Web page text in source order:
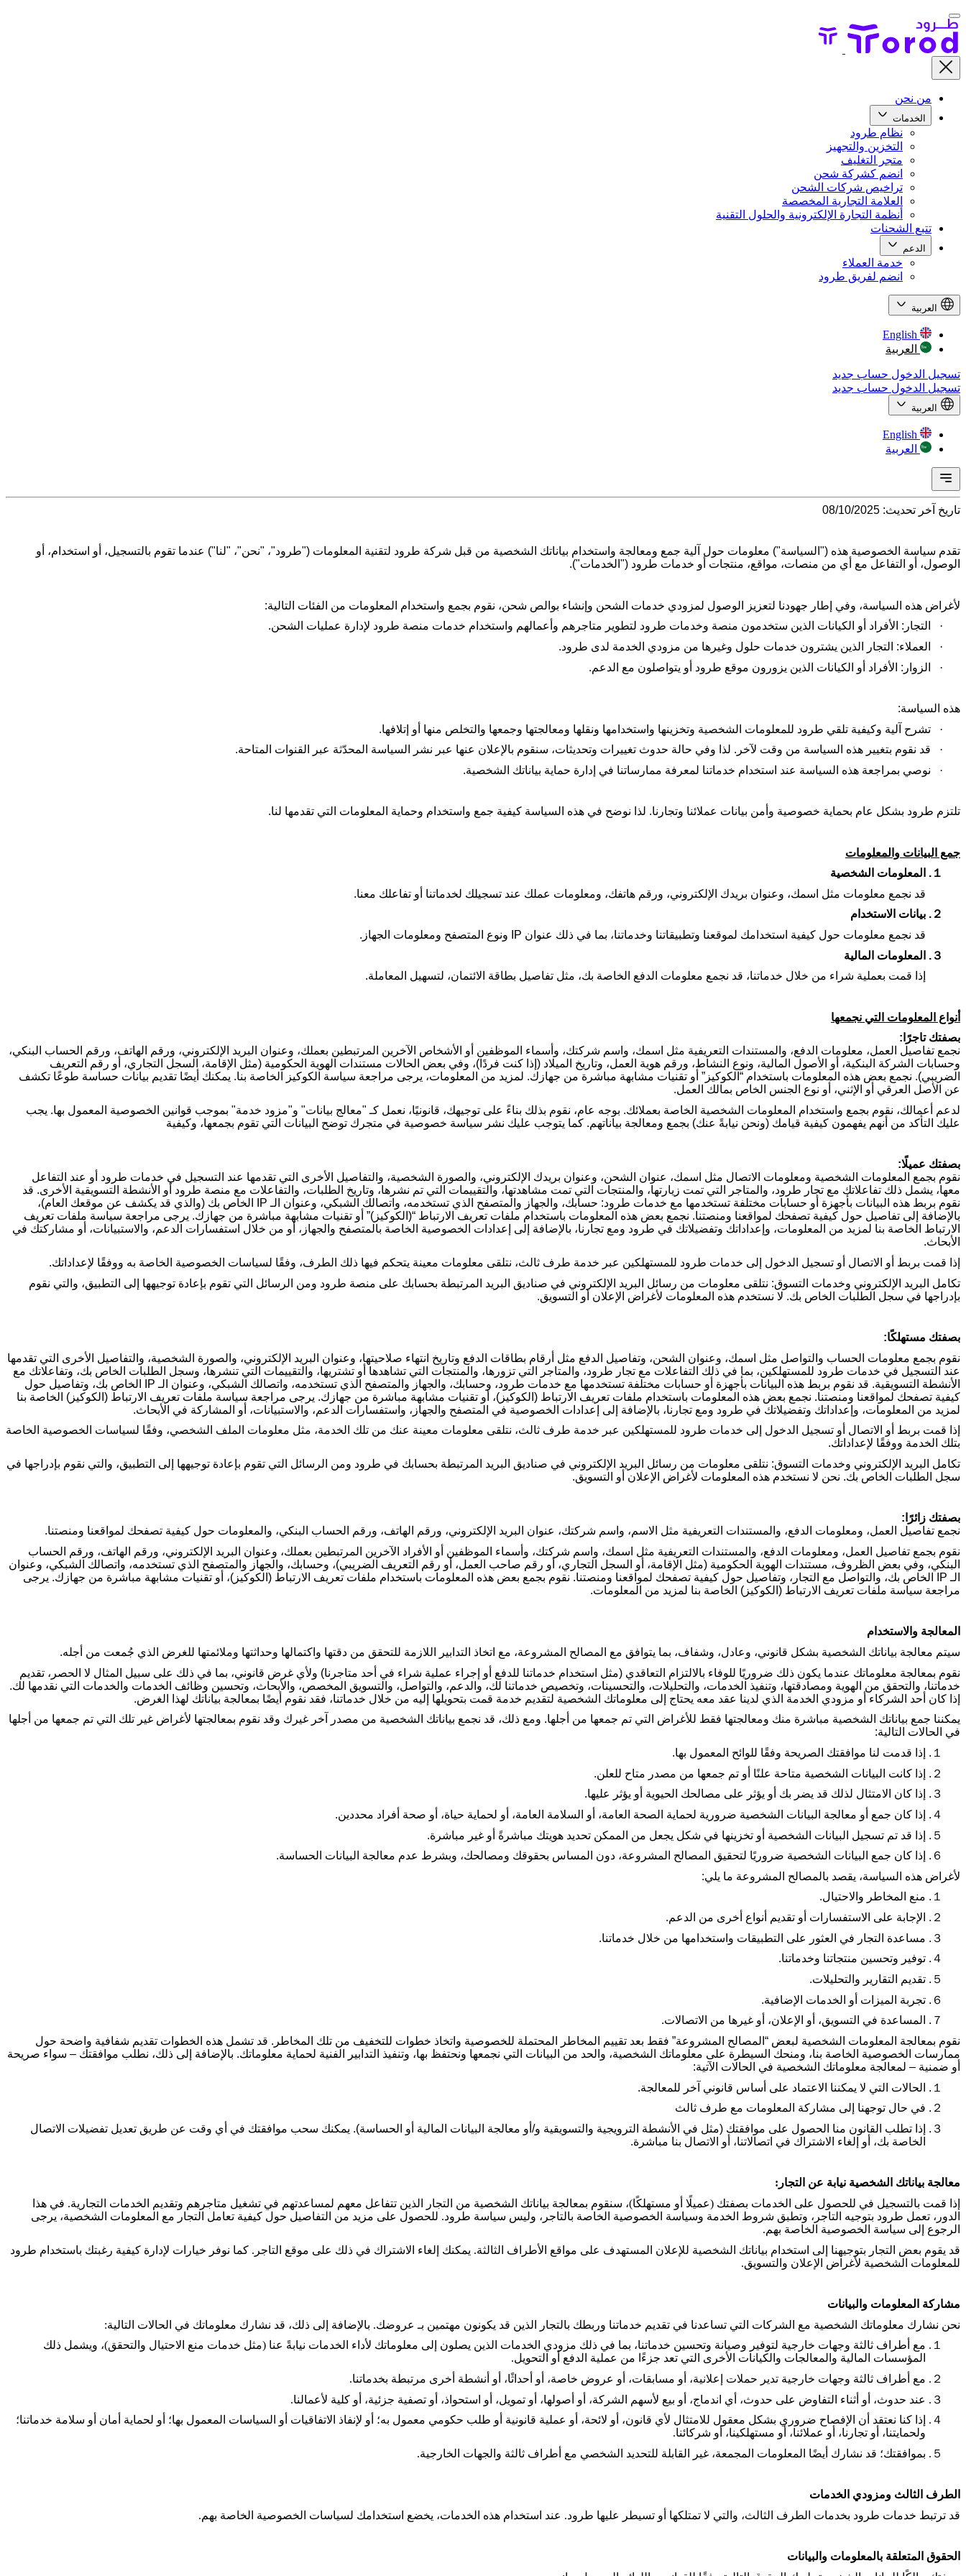
من نحن
الخدمات
نظام طرود
التخزين والتجهيز
متجر التغليف
انضم كشركة شحن
تراخيص شركات الشحن
العلامة التجارية المخصصة
أنظمة التجارة الإلكترونية والحلول التقنية
تتبع الشحنات
الدعم
خدمة العملاء
انضم لفريق طرود
العربية
English
العربية
تسجيل الدخول حساب جديد
تسجيل الدخول حساب جديد
العربية
English
العربية
تاريخ آخر تحديث: 08/10/2025
تقدم سياسة الخصوصية هذه ("السياسة") معلومات حول آلية جمع ومعالجة واستخدام بياناتك الشخصية من قبل شركة طرود لتقنية المعلومات ("طرود"، "نحن"، "لنا") عندما تقوم بالتسجيل، أو استخدام، أو
الوصول، أو التفاعل مع أي من منصات، مواقع، منتجات أو خدمات طرود ("الخدمات").
لأغراض هذه السياسة، وفي إطار جهودنا لتعزيز الوصول لمزودي خدمات الشحن وإنشاء بوالص شحن، نقوم بجمع واستخدام المعلومات من الفئات التالية:
·
التجار: الأفراد أو الكيانات الذين ستخدمون منصة وخدمات طرود لتطوير متاجرهم وأعمالهم واستخدام خدمات منصة طرود لإدارة عمليات الشحن.
·
العملاء: التجار الذين يشترون خدمات حلول وغيرها من مزودي الخدمة لدى طرود.
·
الزوار: الأفراد أو الكيانات الذين يزورون موقع طرود أو يتواصلون مع الدعم.
هذه السياسة:
·
تشرح آلية وكيفية تلقي طرود للمعلومات الشخصية وتخزينها واستخدامها ونقلها ومعالجتها وجمعها والتخلص منها أو إتلافها.
·
قد نقوم بتغيير هذه السياسة من وقت لآخر. لذا وفي حالة حدوث تغييرات وتحديثات، سنقوم بالإعلان عنها عبر نشر السياسة المحدّثة عبر القنوات المتاحة.
·
نوصي بمراجعة هذه السياسة عند استخدام خدماتنا لمعرفة ممارساتنا في إدارة حماية بياناتك الشخصية.
تلتزم طرود بشكل عام بحماية خصوصية وأمن بيانات عملائنا وتجارنا. لذا نوضح في هذه السياسة كيفية جمع واستخدام وحماية المعلومات التي تقدمها لنا.
جمع البيانات والمعلومات
１.
المعلومات الشخصية
قد نجمع معلومات مثل اسمك، وعنوان بريدك الإلكتروني، ورقم هاتفك، ومعلومات عملك عند تسجيلك لخدماتنا أو تفاعلك معنا.
２.
بيانات الاستخدام
قد نجمع معلومات حول كيفية استخدامك لموقعنا وتطبيقاتنا وخدماتنا، بما في ذلك عنوان IP
ونوع المتصفح ومعلومات الجهاز.
３.
المعلومات المالية
إذا قمت بعملية شراء من خلال خدماتنا، قد نجمع معلومات الدفع الخاصة بك، مثل تفاصيل بطاقة الائتمان، لتسهيل المعاملة.
أنواع المعلومات التي نجمعها
بصفتك تاجرًا:
نجمع تفاصيل العمل، معلومات الدفع، والمستندات التعريفية مثل اسمك، واسم شركتك، وأسماء الموظفين أو الأشخاص الآخرين المرتبطين بعملك، وعنوان البريد الإلكتروني، ورقم الهاتف، ورقم الحساب البنكي،
وحسابات الشركة البنكية، أو الأصول المالية، ونوع النشاط، ورقم هوية العمل، وتاريخ الميلاد (إذا كنت فردًا)، وفي بعض الحالات مستندات الهوية الحكومية (مثل الإقامة، السجل التجاري، أو رقم التعريف
الضريبي). نجمع بعض هذه المعلومات باستخدام “الكوكيز” أو تقنيات مشابهة مباشرة من جهازك. لمزيد من المعلومات، يرجى مراجعة سياسة الكوكيز الخاصة بنا. يمكنك أيضًا تقديم بيانات حساسة طوعًا تكشف
عن الأصل العرقي أو الإثني، أو نوع الجنس الخاص بمالك العمل.
لدعم أعمالك، نقوم بجمع واستخدام المعلومات الشخصية الخاصة بعملائك. بوجه عام، نقوم بذلك بناءً على توجيهك، قانونيًا، نعمل كـ "معالج بيانات" و"مزود خدمة" بموجب قوانين الخصوصية المعمول بها. يجب
عليك التأكد من أنهم يفهمون كيفية قيامك (ونحن نيابةً عنك) بجمع ومعالجة بياناتهم. كما يتوجب عليك نشر سياسة خصوصية في متجرك توضح البيانات التي تقوم بجمعها، وكيفية
بصفتك عميلًا:
نقوم بجمع المعلومات الشخصية ومعلومات الاتصال مثل اسمك، عنوان الشحن، وعنوان بريدك الإلكتروني، والصورة الشخصية، والتفاصيل الأخرى التي تقدمها عند التسجيل في خدمات طرود أو عند التفاعل
معها، يشمل ذلك تفاعلاتك مع تجار طرود، والمتاجر التي تمت زيارتها، والمنتجات التي تمت مشاهدتها، والتقييمات التي تم نشرها، وتاريخ الطلبات، والتفاعلات مع منصة طرود أو الأنشطة التسويقية الأخرى. قد
نقوم بربط هذه البيانات بأجهزة أو حسابات مختلفة تستخدمها مع خدمات طرود: حسابك، والجهاز والمتصفح الذي تستخدمه، واتصالك الشبكي، وعنوان الـ IP
الخاص بك (والذي قد يكشف عن موقعك العام)،
بالإضافة إلى تفاصيل حول كيفية تصفحك لمواقعنا ومنصتنا. نجمع بعض هذه المعلومات باستخدام ملفات تعريف الارتباط “(الكوكيز)” أو تقنيات مشابهة مباشرة من جهازك. يرجى مراجعة سياسة ملفات تعريف
الارتباط الخاصة بنا لمزيد من المعلومات، وإعداداتك وتفضيلاتك في طرود ومع تجارنا، بالإضافة إلى إعدادات الخصوصية الخاصة بالمتصفح والجهاز، أو من خلال استفسارات الدعم، والاستبيانات، أو مشاركتك في
الأبحاث.
إذا قمت بربط أو الاتصال أو تسجيل الدخول إلى خدمات طرود للمستهلكين عبر خدمة طرف ثالث، نتلقى معلومات معينة يتحكم فيها ذلك الطرف، وفقًا لسياسات الخصوصية الخاصة به ووفقًا لإعداداتك.
تكامل البريد الإلكتروني وخدمات التسوق: نتلقى معلومات من رسائل البريد الإلكتروني في صناديق البريد المرتبطة بحسابك على منصة طرود ومن الرسائل التي تقوم بإعادة توجيهها إلى التطبيق، والتي نقوم
بإدراجها في سجل الطلبات الخاص بك. لا نستخدم هذه المعلومات لأغراض الإعلان أو التسويق.
بصفتك مستهلكًا:
نقوم بجمع معلومات الحساب والتواصل مثل اسمك، وعنوان الشحن، وتفاصيل الدفع مثل أرقام بطاقات الدفع وتاريخ انتهاء صلاحيتها، وعنوان البريد الإلكتروني، والصورة الشخصية، والتفاصيل الأخرى التي تقدمها
عند التسجيل في خدمات طرود للمستهلكين، بما في ذلك التفاعلات مع تجار طرود، والمتاجر التي تزورها، والمنتجات التي تشاهدها أو تشتريها، والتقييمات التي تنشرها، وسجل الطلبات الخاص بك، وتفاعلاتك مع
الأنشطة التسويقية. قد نقوم بربط هذه البيانات بأجهزة أو حسابات مختلفة تستخدمها مع خدمات طرود، وحسابك، والجهاز والمتصفح الذي تستخدمه، واتصالك الشبكي، وعنوان الـ IP
الخاص بك، وتفاصيل حول
كيفية تصفحك لمواقعنا ومنصتنا. نجمع بعض هذه المعلومات باستخدام ملفات تعريف الارتباط (الكوكيز)، أو تقنيات مشابهة مباشرة من جهازك. يرجى مراجعة سياسة ملفات تعريف الارتباط (الكوكيز) الخاصة بنا
لمزيد من المعلومات، وإعداداتك وتفضيلاتك في طرود ومع تجارنا، بالإضافة إلى إعدادات الخصوصية في المتصفح والجهاز، واستفسارات الدعم، والاستبيانات، أو المشاركة في الأبحاث.
إذا قمت بربط أو الاتصال أو تسجيل الدخول إلى خدمات طرود للمستهلكين عبر خدمة طرف ثالث، نتلقى معلومات معينة عنك من تلك الخدمة، مثل معلومات الملف الشخصي، وفقًا لسياسات الخصوصية الخاصة
بتلك الخدمة ووفقًا لإعداداتك.
تكامل البريد الإلكتروني وخدمات التسوق: نتلقى معلومات من رسائل البريد الإلكتروني في صناديق البريد المرتبطة بحسابك في طرود ومن الرسائل التي تقوم بإعادة توجيهها إلى التطبيق، والتي نقوم بإدراجها في
سجل الطلبات الخاص بك. نحن لا نستخدم هذه المعلومات لأغراض الإعلان أو التسويق.
بصفتك زائرًا:
نجمع تفاصيل العمل، ومعلومات الدفع، والمستندات التعريفية مثل الاسم، واسم شركتك، عنوان البريد الإلكتروني، ورقم الهاتف، ورقم الحساب البنكي، والمعلومات حول كيفية تصفحك لمواقعنا ومنصتنا.
نقوم بجمع تفاصيل العمل، ومعلومات الدفع، والمستندات التعريفية مثل اسمك، واسم شركتك، وأسماء الموظفين أو الأفراد الآخرين المرتبطين بعملك، وعنوان البريد الإلكتروني، ورقم الهاتف، ورقم الحساب
البنكي، وفي بعض الظروف، مستندات الهوية الحكومية (مثل الإقامة، أو السجل التجاري، أو رقم صاحب العمل، أو رقم التعريف الضريبي)، وحسابك، والجهاز والمتصفح الذي تستخدمه، واتصالك الشبكي، وعنوان
الـ IP
الخاص بك، والتواصل مع التجار، وتفاصيل حول كيفية تصفحك لمواقعنا ومنصتنا. نقوم بجمع بعض هذه المعلومات باستخدام ملفات تعريف الارتباط (الكوكيز)، أو تقنيات مشابهة مباشرة من جهازك. يرجى
مراجعة سياسة ملفات تعريف الارتباط (الكوكيز) الخاصة بنا لمزيد من المعلومات.
المعالجة والاستخدام
سيتم معالجة بياناتك الشخصية بشكل قانوني، وعادل، وشفاف، بما يتوافق مع المصالح المشروعة، مع اتخاذ التدابير اللازمة للتحقق من دقتها واكتمالها وحداثتها وملائمتها للغرض الذي جُمعت من أجله.
نقوم بمعالجة معلوماتك عندما يكون ذلك ضروريًا للوفاء بالالتزام التعاقدي (مثل استخدام خدماتنا للدفع أو إجراء عملية شراء في أحد متاجرنا) ولأي غرض قانوني، بما في ذلك على سبيل المثال لا الحصر، تقديم
خدماتنا، والتحقق من الهوية ومصادقتها، وتنفيذ الخدمات، والتحليلات، والتحسينات، وتخصيص خدماتنا لك، والدعم، والتواصل، والتسويق المخصص، والأبحاث، وتحسين وظائف الخدمات والخدمات التي نقدمها لك.
إذا كان أحد الشركاء أو مزودي الخدمة الذي لدينا عقد معه يحتاج إلى معلوماتك الشخصية لتقديم خدمة قمت بتحويلها إليه من خلال خدماتنا، فقد نقوم أيضًا بمعالجة بياناتك لهذا الغرض.
يمكننا جمع بياناتك الشخصية مباشرة منك ومعالجتها فقط للأغراض التي تم جمعها من أجلها. ومع ذلك، قد نجمع بياناتك الشخصية من مصدر آخر غيرك وقد نقوم بمعالجتها لأغراض غير تلك التي تم جمعها من أجلها
في الحالات التالية:
１.
إذا قدمت لنا موافقتك الصريحة وفقًا للوائح المعمول بها.
２.
إذا كانت البيانات الشخصية متاحة علنًا أو تم جمعها من مصدر متاح للعلن.
３.
إذا كان الامتثال لذلك قد يضر بك أو يؤثر على مصالحك الحيوية أو يؤثر عليها.
４.
إذا كان جمع أو معالجة البيانات الشخصية ضرورية لحماية الصحة العامة، أو السلامة العامة، أو لحماية حياة، أو صحة أفراد محددين.
５.
إذا قد تم تسجيل البيانات الشخصية أو تخزينها في شكل يجعل من الممكن تحديد هويتك مباشرةً أو غير مباشرة.
６.
إذا كان جمع البيانات الشخصية ضروريًا لتحقيق المصالح المشروعة، دون المساس بحقوقك ومصالحك، وبشرط عدم معالجة البيانات الحساسة.
لأغراض هذه السياسة، يقصد بالمصالح المشروعة ما يلي:
１.
منع المخاطر والاحتيال.
２.
الإجابة على الاستفسارات أو تقديم أنواع أخرى من الدعم.
３.
مساعدة التجار في العثور على التطبيقات واستخدامها من خلال خدماتنا.
４.
توفير وتحسين منتجاتنا وخدماتنا.
５.
تقديم التقارير والتحليلات.
６.
تجربة الميزات أو الخدمات الإضافية.
７.
المساعدة في التسويق، أو الإعلان، أو غيرها من الاتصالات.
نقوم بمعالجة المعلومات الشخصية لبعض “المصالح المشروعة” فقط بعد تقييم المخاطر المحتملة للخصوصية واتخاذ خطوات للتخفيف من تلك المخاطر. قد تشمل هذه الخطوات تقديم شفافية واضحة حول
ممارسات الخصوصية الخاصة بنا، ومنحك السيطرة على معلوماتك الشخصية، والحد من البيانات التي نجمعها ونحتفظ بها، وتنفيذ التدابير الفنية لحماية معلوماتك. بالإضافة إلى ذلك، نطلب موافقتك – سواء صريحة
أو ضمنية – لمعالجة معلوماتك الشخصية في الحالات الآتية:
１.
الحالات التي لا يمكننا الاعتماد على أساس قانوني آخر للمعالجة.
２.
في حال توجهنا إلى مشاركة المعلومات مع طرف ثالث
３.
إذا تطلب القانون منا الحصول على موافقتك (مثل في الأنشطة الترويجية والتسويقية و/أو معالجة البيانات المالية أو الحساسة). يمكنك سحب موافقتك في أي وقت عن طريق تعديل تفضيلات الاتصال
الخاصة بك، أو إلغاء الاشتراك في اتصالاتنا، أو الاتصال بنا مباشرة.
معالجة بياناتك الشخصية نيابة عن التجار :
إذا قمت بالتسجيل في للحصول على الخدمات بصفتك (عميلًا أو مستهلكًا)، سنقوم بمعالجة بياناتك الشخصية من التجار الذين تتفاعل معهم لمساعدتهم في تشغيل متاجرهم وتقديم الخدمات التجارية. في هذا
الدور، تعمل طرود بتوجيه التاجر، وتطبق شروط الخدمة وسياسة الخصوصية الخاصة بالتاجر، وليس سياسة طرود. للحصول على مزيد من التفاصيل حول كيفية تعامل التجار مع المعلومات الشخصية، يرجى
الرجوع إلى سياسة الخصوصية الخاصة بهم.
قد يقوم بعض التجار بتوجيهنا إلى استخدام بياناتك الشخصية للإعلان المستهدف على مواقع الأطراف الثالثة. يمكنك إلغاء الاشتراك في ذلك على موقع التاجر. كما نوفر خيارات لإدارة كيفية رغبتك باستخدام طرود
للمعلومات الشخصية لأغراض الإعلان والتسويق.
مشاركة المعلومات والبيانات
نحن نشارك معلوماتك الشخصية مع الشركات التي تساعدنا في تقديم خدماتنا وربطك بالتجار الذين قد يكونون مهتمين بـ عروضك. بالإضافة إلى ذلك، قد نشارك معلوماتك في الحالات التالية:
１.
مع أطراف ثالثة وجهات خارجية لتوفير وصيانة وتحسين خدماتنا، بما في ذلك مزودي الخدمات الذين يصلون إلى معلوماتك لأداء الخدمات نيابةً عنا (مثل خدمات منع الاحتيال والتحقق)، ويشمل ذلك
المؤسسات المالية والمعالجات والكيانات الأخرى التي تعد جزءًا من عملية الدفع أو التحويل.
２.
مع أطراف ثالثة وجهات خارجية تدير حملات إعلانية، أو مسابقات، أو عروض خاصة، أو أحداثًا، أو أنشطة أخرى مرتبطة بخدماتنا.
３.
عند حدوث، أو أثناء التفاوض على حدوث، أي اندماج، أو بيع لأسهم الشركة، أو أصولها، أو تمويل، أو استحواذ، أو تصفية جزئية، أو كلية لأعمالنا.
４.
إذا كنا نعتقد أن الإفصاح ضروري بشكل معقول للامتثال لأي قانون، أو لائحة، أو عملية قانونية أو طلب حكومي معمول به؛ أو لإنفاذ الاتفاقيات أو السياسات المعمول بها؛ أو لحماية أمان أو سلامة خدماتنا؛
ولحمايتنا، أو تجارنا، أو عملائنا، أو مستهلكينا، أو شركائنا.
５.
بموافقتك؛ قد نشارك أيضًا المعلومات المجمعة، غير القابلة للتحديد الشخصي مع أطراف ثالثة والجهات الخارجية.
الطرف الثالث ومزودي الخدمات
قد ترتبط خدمات طرود بخدمات الطرف الثالث، والتي لا تمتلكها أو تسيطر عليها طرود. عند استخدام هذه الخدمات، يخضع استخدامك لسياسات الخصوصية الخاصة بهم.
الحقوق المتعلقة بالمعلومات والبيانات